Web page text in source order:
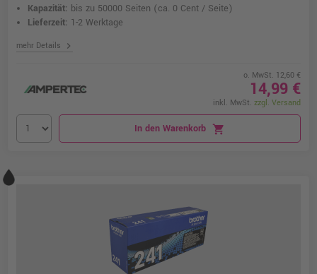
Kapazität: bis zu 50000 Seiten (ca. 0 Cent / Seite)
Lieferzeit: 1-2 Werktage
mehr Details chevron_right
o. MwSt. 12,60 €
14,99 €
inkl. MwSt. zzgl. Versand
In den Warenkorb shopping_cart